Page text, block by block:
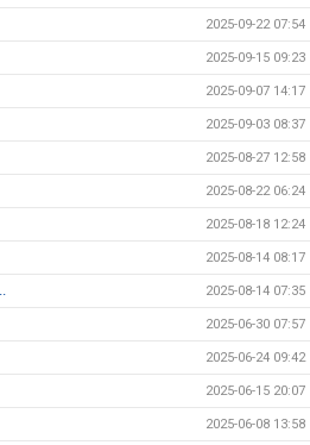
2025-09-22 07:54
2025-09-15 09:23
2025-09-07 14:17
2025-09-03 08:37
2025-08-27 12:58
2025-08-22 06:24
2025-08-18 12:24
2025-08-14 08:17
2025-08-14 07:35
2025-06-30 07:57
2025-06-24 09:42
2025-06-15 20:07
2025-06-08 13:58